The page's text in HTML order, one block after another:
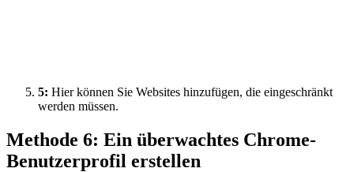
5: Hier können Sie Websites hinzufügen, die eingeschränkt
werden müssen.
Methode 6: Ein überwachtes Chrome-
Benutzerprofil erstellen